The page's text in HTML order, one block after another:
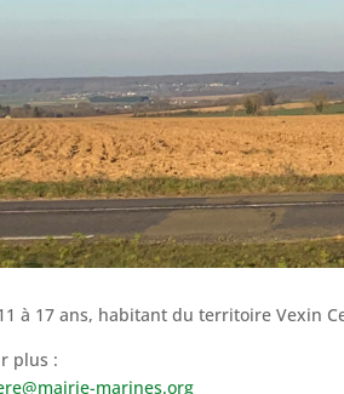
à 17 ans, habitant du territoire Vexin
plus :
marines.org